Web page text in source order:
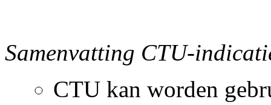
Samenvatting CTU-
CTU kan worden